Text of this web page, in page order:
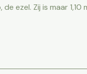
ezel. Zij is maar